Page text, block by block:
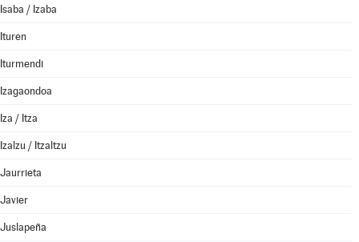
Isaba / Izaba
Ituren
Iturmendi
Izagaondoa
Iza / Itza
Izalzu / Itzaltzu
Jaurrieta
Javier
Juslapeña